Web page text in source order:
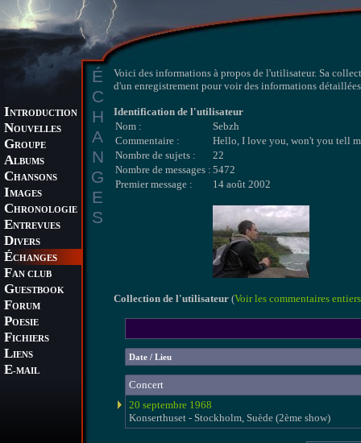
INTRODUCTION
NOUVELLES
GROUPE
ALBUMS
CHANSONS
IMAGES
CHRONOLOGIE
ENTREVUES
DIVERS
ÉCHANGES
FAN CLUB
GUESTBOOK
FORUM
POESIE
FICHIERS
LIENS
E-MAIL
É
C
H
A
N
G
E
S
Voici des informations à propos de l'utilisateur. Sa
d'un enregistrement pour voir des informations
Identification de l'utilisateur
Nom :
Sebzh
Commentaire :
Hello, I love you, won't you tell
Nombre de sujets :
22
Nombre de messages : 5472
Premier message :
14 août 2002
Collection de l'utilisateur (Voir les commentaires entiers
Date / Lieu
Concert
20 septembre 1968
Konserthuset - Stockholm, Suède (2ème show)